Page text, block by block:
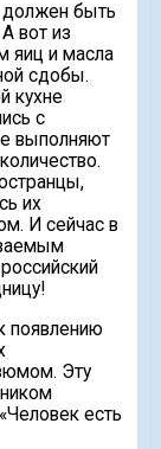
должен быть
вот из
яиц и масла
сдобы.
кухне
с
выполняют
их
И сейчас в
появлению
Эту
есть